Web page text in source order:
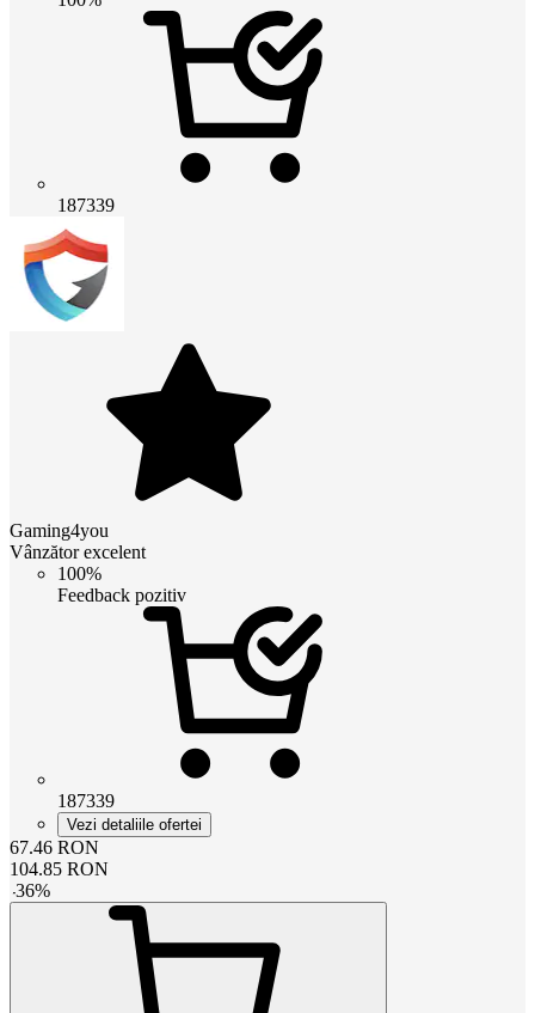
187339
Gaming4you
Vânzător excelent
100%
Feedback pozitiv
187339
Vezi detaliile ofertei
67.46 RON
104.85 RON
-36%